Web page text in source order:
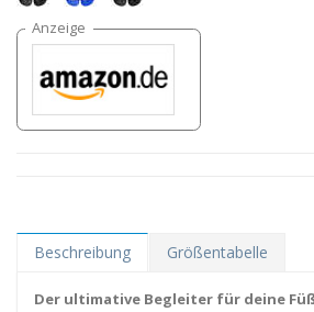
Beschreibung Größentabelle
Der ultimative Begleiter für deine